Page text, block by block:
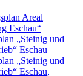
Areal
Eschau“
„Steinig und
Eschau
„Steinig und
Eschau,